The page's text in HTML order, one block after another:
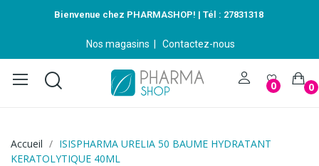
Bienvenue chez PHARMASHOP! | Tél : 27831318
Nos magasins Contactez-nous
0 0
Accueil
ISISPHARMA URELIA 50 BAUME HYDRATANT
KERATOLYTIQUE 40ML